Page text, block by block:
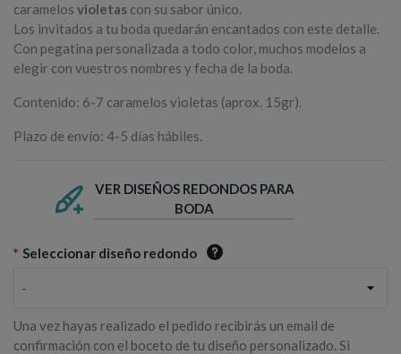
caramelos violetas con su sabor único.
Los invitados a tu boda quedarán encantados con este detalle.
Con pegatina personalizada a todo color, muchos modelos a
elegir con vuestros nombres y fecha de la boda.
Contenido: 6-7 caramelos violetas (aprox. 15gr).
Plazo de envío: 4-5 días hábiles.
VER DISEÑOS REDONDOS PARA
BODA
* Seleccionar diseño redondo
-
Una vez hayas realizado el pedido recibirás un email de
confirmación con el boceto de tu diseño personalizado. Si